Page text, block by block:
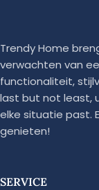
Trendy Home
verwachten van
functionaliteit,
last but not least,
elke situatie past.
genieten!
SERVICE